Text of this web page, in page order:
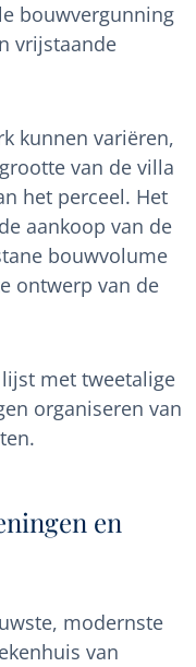
bouwvergunning
vrijstaande
kunnen variëren,
van de villa
het perceel. Het
aankoop van de
bouwvolume
ontwerp van de
met tweetalige
organiseren van
en
modernste
van